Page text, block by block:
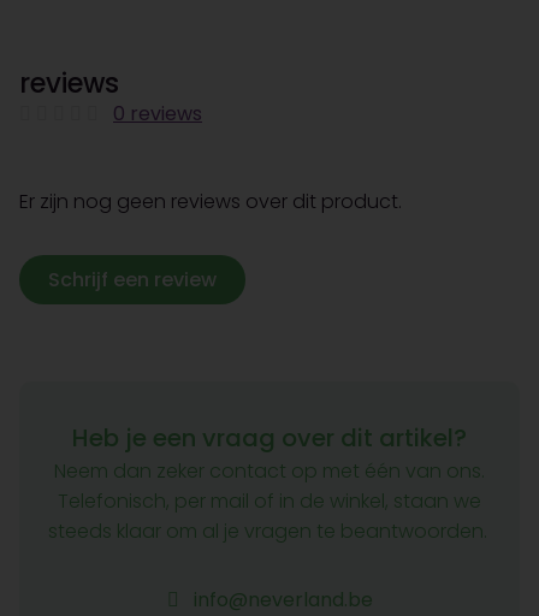
reviews
0 reviews
Er zijn nog geen reviews over dit product.
Schrijf een review
Heb je een vraag over dit artikel?
Neem dan zeker contact op met één van ons.
Telefonisch, per mail of in de winkel, staan we
steeds klaar om al je vragen te beantwoorden.
info@neverland.be